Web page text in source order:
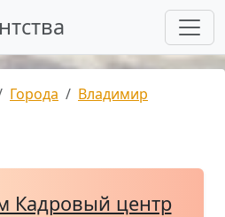
Города
Владимир
Кадровый центр